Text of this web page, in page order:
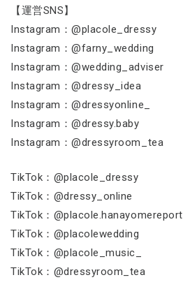
【運営SNS】
Instagram：@placole_dressy
Instagram：@farny_wedding
Instagram：@wedding_adviser
Instagram：@dressy_idea
Instagram：@dressyonline_
Instagram：@dressy.baby
Instagram：@dressyroom_tea
TikTok：@placole_dressy
TikTok：@dressy_online
TikTok：@placole.hanayomereport
TikTok：@placolewedding
TikTok：@placole_music_
TikTok：@dressyroom_tea